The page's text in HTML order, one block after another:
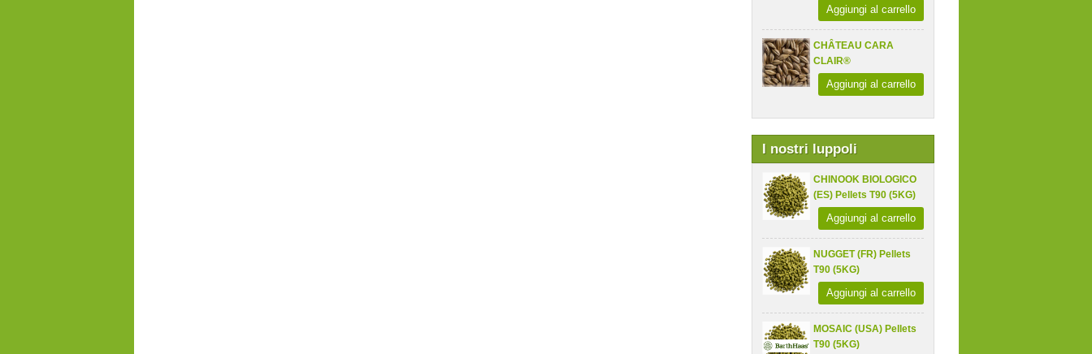
Aggiungi al carrello
CHÂTEAU CARA
CLAIR®
Aggiungi al carrello
I nostri luppoli
CHINOOK BIOLOGICO
(ES) Pellets T90 (5KG)
Aggiungi al carrello
NUGGET (FR) Pellets
T90 (5KG)
Aggiungi al carrello
MOSAIC (USA) Pellets
T90 (5KG)